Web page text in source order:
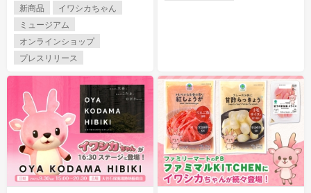
新商品
イワシカちゃん
ミュージアム
オンラインショップ
プレスリリース